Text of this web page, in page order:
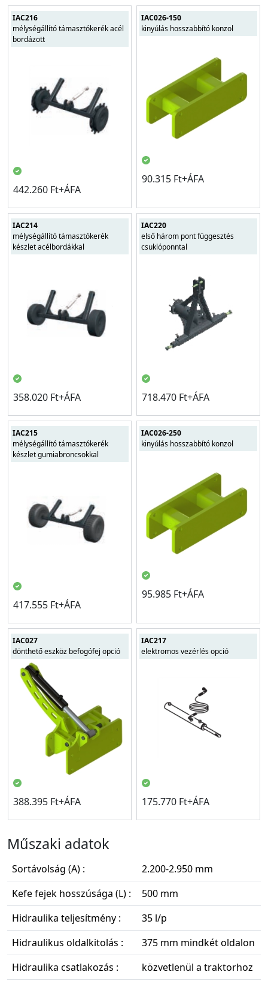
IAC216
mélységállító támasztókerék acél
bordázott
442.260 Ft+ÁFA
IAC026-150
kinyúlás hosszabbító konzol
90.315 Ft+ÁFA
IAC214
mélységállító támasztókerék
készlet acélbordákkal
358.020 Ft+ÁFA
IAC220
első három pont függesztés
csuklóponntal
718.470 Ft+ÁFA
IAC215
mélységállító támasztókerék
készlet gumiabroncsokkal
417.555 Ft+ÁFA
IAC026-250
kinyúlás hosszabbító konzol
95.985 Ft+ÁFA
IAC027
dönthető eszköz befogófej opció
388.395 Ft+ÁFA
IAC217
elektromos vezérlés opció
175.770 Ft+ÁFA
Műszaki adatok
Sortávolság (A) :
2.200-2.950 mm
Kefe fejek hosszúsága (L) :
500 mm
Hidraulika teljesítmény :
35 l/p
Hidraulikus oldalkitolás :
375 mm mindkét oldalon
Hidraulika csatlakozás :
közvetlenül a traktorhoz